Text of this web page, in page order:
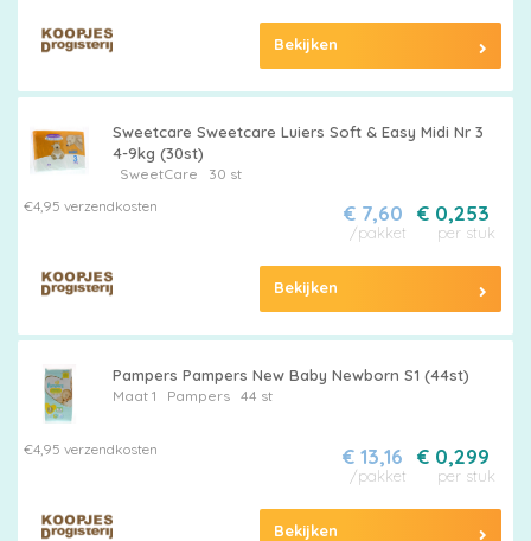
Bekijken
Sweetcare Sweetcare Luiers Soft & Easy Midi Nr 3
4-9kg (30st)
SweetCare
30 st
€4,95 verzendkosten
€ 0,253
per stuk
€ 7,60
/pakket
Bekijken
Pampers Pampers New Baby Newborn S1 (44st)
Maat 1 Pampers 44 st
€4,95 verzendkosten € 0,299
per stuk
€ 13,16
/pakket
Bekijken